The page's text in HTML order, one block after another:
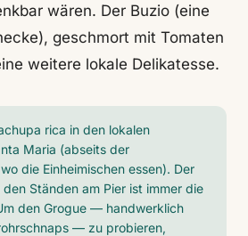
wären. Der Buzio (eine
geschmort mit Tomaten
weitere lokale Delikatesse.
rica in den lokalen
Maria (abseits der
die Einheimischen essen). Der
Ständen am Pier ist immer die
den Grogue — handwerklich
— zu probieren,